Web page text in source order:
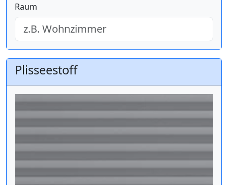
Raum
Plisseestoff